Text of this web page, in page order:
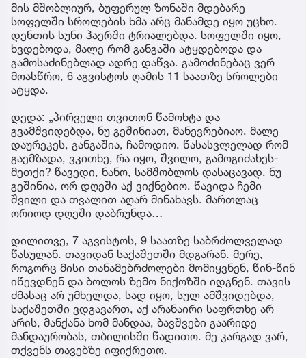
მის მშობლიურ, ბუფერულ ზონაში მდებარე
სოფელში სროლების ხმა არც მანამდე იყო უცხო.
დენთის სუნი ჰაერში ტრიალებდა. სოფელში იყო,
ხვდებოდა, მალე რომ განგაში ატყდებოდა და
გამოსაძინებლად ადრე დაწვა. გამოძინებაც ვერ
მოასწრო, 6 აგვისტოს ღამის 11 საათზე სროლები
ატყდა.
დედა: „პირველი თვითონ წამოხტა და
გვამშვიდებდა, ნუ გეშინიათ, მანევრებიაო. მალე
დაურეკეს, განგაშია, ჩამოდიო. წასასვლელად რომ
გაემზადა, ვკითხე, რა იყო, შვილო, გამოგიძახეს-
მეთქი? წავედი, ნანო, სამშობლოს დასაცავად, ნუ
გეშინია, ორ დღეში აქ ვიქნებიო. წავიდა ჩემი
შვილი და თვალით აღარ მინახავს. მართლაც
ორიოდ დღეში დაბრუნდა…
დილითვე, 7 აგვისტოს, 9 საათზე საბრძოლველად
წასულან. თავიდან საქაშეთში მდგარან. მერე,
როგორც მისი თანამებრძოლები მომიყვნენ, წინ-წინ
იწევდნენ და ბოლოს ზემო ნიქოზში იდგნენ. თავის
ძმასაც არ უმხელდა, სად იყო, სულ ამშვიდებდა,
საქაშეთში ვდგავართ, აქ არანაირი საფრთხე არ
არის, მანქანა ხომ მანდაა, ბავშვები გაარიდე
მანდაურობას, თბილისში წადითო. მე კარგად ვარ,
თქვენს თავებზე იფიქრეთო.